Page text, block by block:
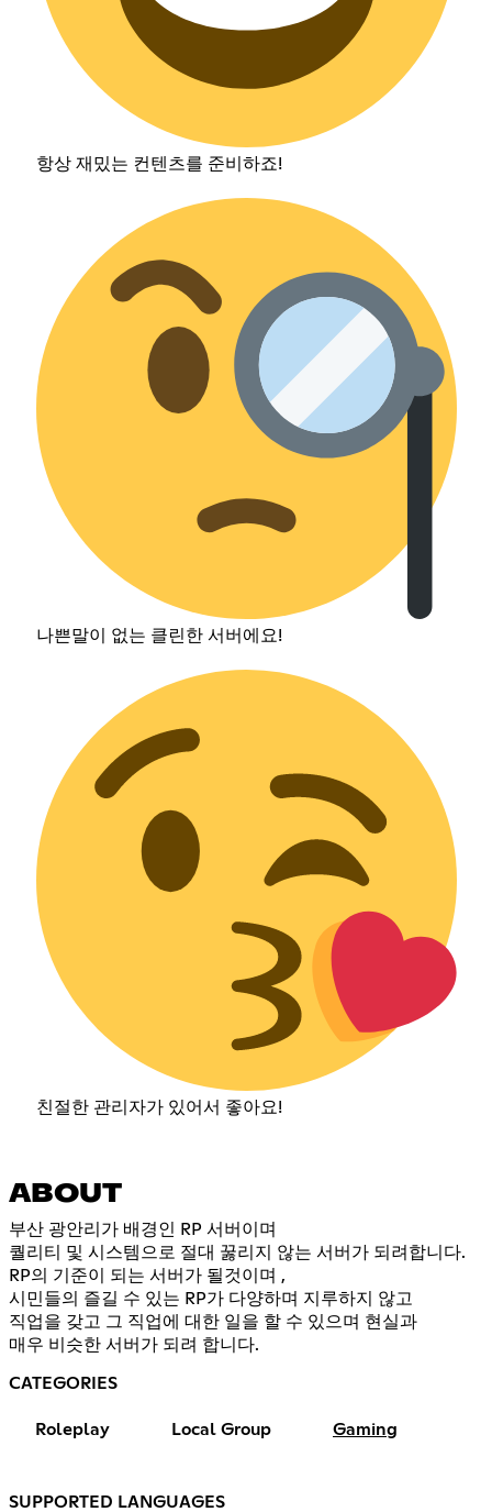
항상 재밌는 컨텐츠를 준비하죠!
나쁜말이 없는 클린한 서버에요!
친절한 관리자가 있어서 좋아요!
ABOUT
부산 광안리가 배경인 RP 서버이며
퀄리티 및 시스템으로 절대 꿇리지 않는 서버가 되려합니다.
RP의 기준이 되는 서버가 될것이며 ,
시민들의 즐길 수 있는 RP가 다양하며 지루하지 않고
직업을 갖고 그 직업에 대한 일을 할 수 있으며 현실과
매우 비슷한 서버가 되려 합니다.
CATEGORIES
Roleplay Local Group Gaming
SUPPORTED LANGUAGES